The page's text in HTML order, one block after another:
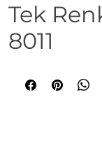
Tek
8011